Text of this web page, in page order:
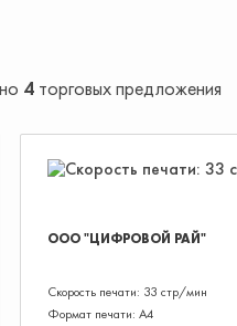
4 торговых предложения
ООО "ЦИФРОВОЙ РАЙ"
Скорость печати: 33 стр/мин
Формат печати: А4